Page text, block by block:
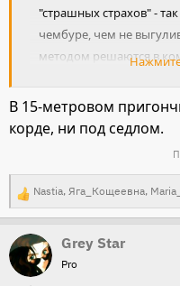
"страшных страхов" -
чембуре, чем не
методом решаются в
движения шагом и по
больше, чем рысью и
знакомится с
разнообразным
преодолению
("поводливость" у нас
взаимного доверия с
В 15-метровом
корде, ни под седлом.
Р
е
а
к
Nastia, Яга_Кощеевна,
Grey Star
Pro